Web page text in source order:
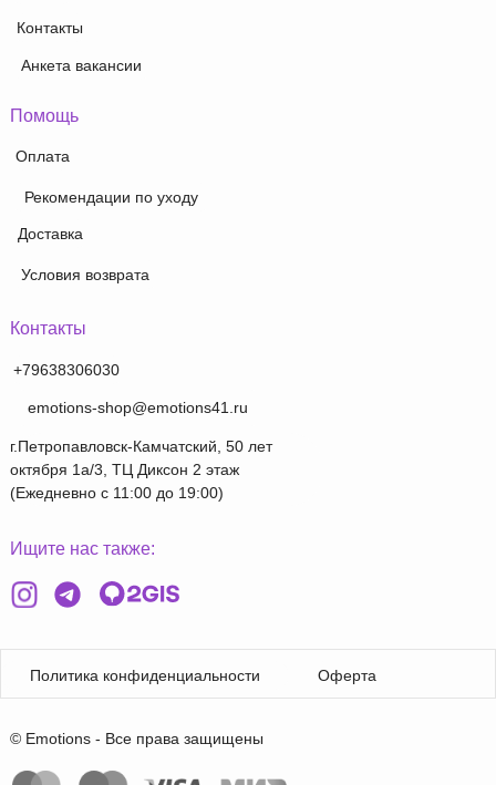
Контакты
Анкета вакансии
+79638306030
Контакты
emotions-shop@emotions41.ru
г.Петропавловск-Камчатский, 50 лет
октября 1а/3, ТЦ Диксон 2 этаж
(Ежедневно с 11:00 до 19:00)
Помощь
Рекомендации по уходу
Доставка
Условия возврата
Оплата
© Emotions - Все права защищены
Политика конфиденциальности Оферта
Ищите нас также: